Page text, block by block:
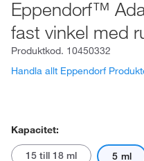
Eppendorf™
fast vinkel med
Produktkod. 10450332
Handla allt Eppendorf
Kapacitet:
15 till 18 ml 5 ml